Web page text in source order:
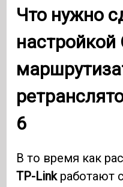
Что нужно
настройкой
6
В то время как
TP-Linkработают